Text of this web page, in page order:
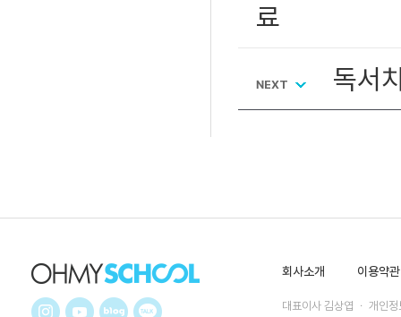
료
NEXT 독서
회사소개 이용약관
대표이사 김상엽 ㆍ 개인